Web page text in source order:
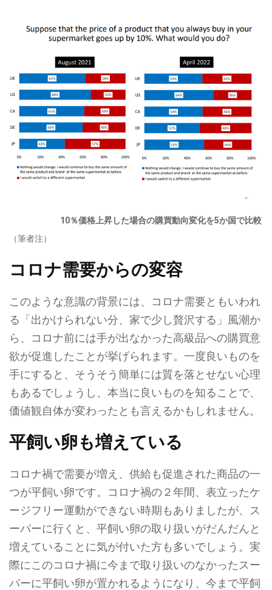
10％価格上昇した場合の購買動向変化を5か国で比較
（筆者注）
コロナ需要からの変容
このような意識の背景には、コロナ需要ともいわれ
る「出かけられない分、家で少し贅沢する」風潮か
ら、コロナ前には手が出なかった高級品への購買意
欲が促進したことが挙げられます。一度良いものを
手にすると、そうそう簡単には質を落とせない心理
もあるでしょうし、本当に良いものを知ることで、
価値観自体が変わったとも言えるかもしれません。
平飼い卵も増えている
コロナ禍で需要が増え、供給も促進された商品の一
つが平飼い卵です。コロナ禍の２年間、表立ったケ
ージフリー運動ができない時期もありましたが、ス
ーパーに行くと、平飼い卵の取り扱いがだんだんと
増えていることに気が付いた方も多いでしょう。実
際にこのコロナ禍に今まで取り扱いのなかったスー
パーに平飼い卵が置かれるようになり、今まで平飼